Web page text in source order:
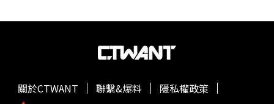
關於CTWANT 聯繫&爆料
隱私權政策